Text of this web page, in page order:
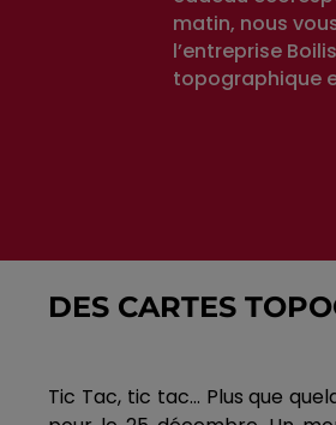
matin, nous
l’entreprise
topographique
DES CARTES
Tic Tac, tic tac… Plus que